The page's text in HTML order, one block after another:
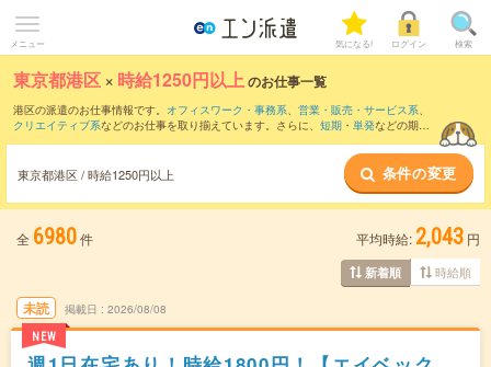
メニュー 気になる! ログイン 検索
東京都港区 × 時給1250円以上のお仕事一覧
港区の派遣のお仕事情報です。 オフィスワーク・事務系、 営業・販売・サービス系、
クリエイティブ系などのお仕事を取り揃えています。さらに、 短期 ・ 単発などの期間
東京都港区 / 時給1250円以上 条件の変更
全 6980件 平均時給: 2,043 円
新着順 時給順
未読
NEW
掲載日 2026/08/08